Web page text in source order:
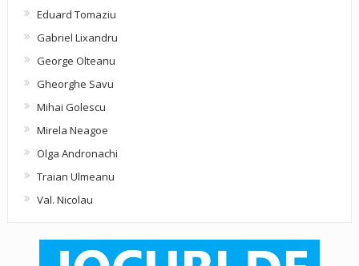
Eduard Tomaziu
Gabriel Lixandru
George Olteanu
Gheorghe Savu
Mihai Golescu
Mirela Neagoe
Olga Andronachi
Traian Ulmeanu
Val. Nicolau